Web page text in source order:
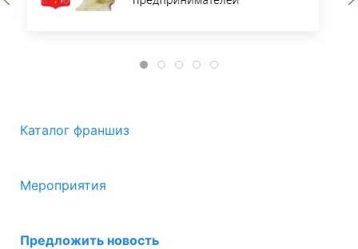
Каталог франшиз
Мероприятия
Предложить новость